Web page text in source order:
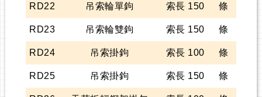
RD22 吊索輪單鉤 索長 150 條
RD23 吊索輪雙鉤 索長 150 條
RD24 吊索掛鉤 索長 100 條
RD25 吊索掛鉤 索長 150 條